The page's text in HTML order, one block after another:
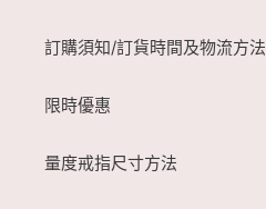
訂購須知/訂貨時間及物流方法
限時優惠
量度戒指尺寸方法